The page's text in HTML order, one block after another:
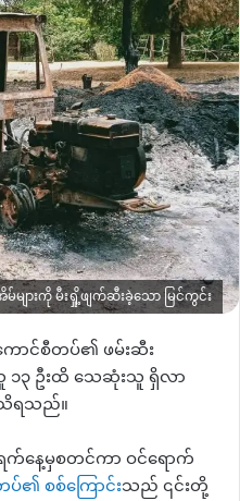
ားကို မီးရှို့ဖျက်ဆီးခဲ့သော မြင်ကွင်း
ောင်စီတပ်၏ ဖမ်းဆီး
၁၃ ဦးထိ သေဆုံးသူ ရှိလာ
သိရသည်။
နေ့မှစတင်ကာ ဝင်ရောက်
ပ်၏ စစ်ကြောင်းသည် ၎င်းတို့